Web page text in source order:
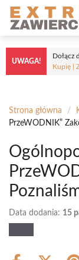
Przejdź
treści
UWAGA!
Dołącz
Kupię |
Strona główna /
PrzeWODNIK”
Data dodania: 15